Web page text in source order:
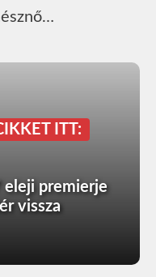
ITT:
eleji premierje
vissza